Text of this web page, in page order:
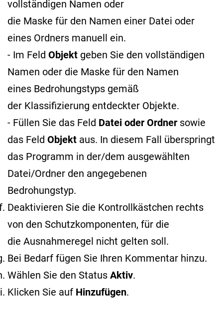
vollständigen Namen oder
die Maske für den Namen einer Datei oder
eines Ordners manuell ein.
- Im Feld Objekt geben Sie den vollständigen
Namen oder die Maske für den Namen
eines Bedrohungstyps gemäß
der Klassifizierung entdeckter Objekte.
- Füllen Sie das Feld Datei oder Ordner sowie
das Feld Objekt aus. In diesem Fall überspringt
das Programm in der/dem ausgewählten
Datei/Ordner den angegebenen
Bedrohungstyp.
Deaktivieren Sie die Kontrollkästchen rechts
von den Schutzkomponenten, für die
die Ausnahmeregel nicht gelten soll.
Bei Bedarf fügen Sie Ihren Kommentar hinzu.
Wählen Sie den Status Aktiv.
Klicken Sie auf Hinzufügen.